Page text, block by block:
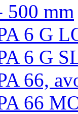
500 mm
6 G
6 G
66,
66